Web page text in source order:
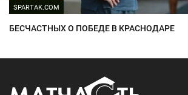
SPARTAK.COM
БЕСЧАСТНЫХ О ПОБЕДЕ В КРАСНОДАРЕ